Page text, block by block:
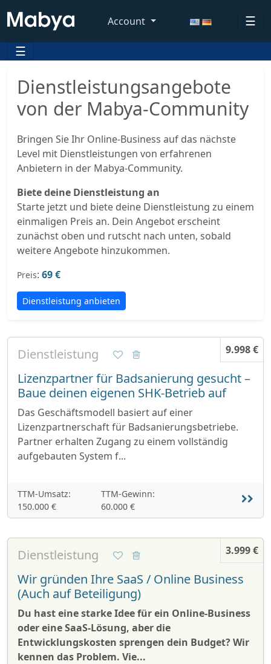
Account
☰
☰
Dienstleistungsangebote
von der Mabya-Community
Bringen Sie Ihr Online-Business auf das nächste
Level mit Dienstleistungen von erfahrenen
Anbietern in der Mabya-Community.
Biete deine Dienstleistung an
Starte jetzt und biete deine Dienstleistung zu einem
einmaligen Preis an. Dein Angebot erscheint
zunächst oben und rutscht nach unten, sobald
weitere Angebote hinzukommen.
Preis: 69 €
Dienstleistung anbieten
9.998 €
Dienstleistung
Lizenzpartner für Badsanierung gesucht –
Baue deinen eigenen SHK-Betrieb auf
Das Geschäftsmodell basiert auf einer
Lizenzpartnerschaft für Badsanierungsbetriebe.
Partner erhalten Zugang zu einem vollständig
aufgebauten System f...
TTM-Umsatz:
150.000 €
TTM-Gewinn:
60.000 €
3.999 €
Dienstleistung
Wir gründen Ihre SaaS / Online Business
(Auch auf Beteiligung)
Du hast eine starke Idee für ein Online-Business
oder eine SaaS-Lösung, aber die
Entwicklungskosten sprengen dein Budget? Wir
kennen das Problem. Vie...